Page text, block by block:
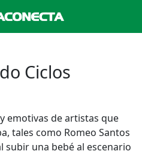
Ciclos
emotivas de artistas que
tales como Romeo Santos
subir una bebé al escenario